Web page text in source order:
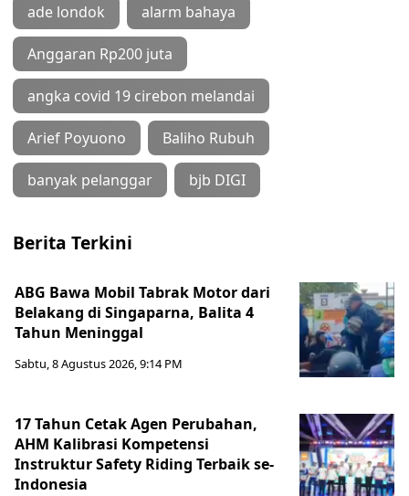
ade londok alarm bahaya
Anggaran Rp200 juta
angka covid 19 cirebon melandai
Arief Poyuono Baliho Rubuh
banyak pelanggar bjb DIGI
Berita Terkini
ABG Bawa Mobil Tabrak Motor dari
Belakang di Singaparna, Balita 4
Tahun Meninggal
Sabtu, 8 Agustus 2026, 9:14 PM
17 Tahun Cetak Agen Perubahan,
AHM Kalibrasi Kompetensi
Instruktur Safety Riding Terbaik se-
Indonesia